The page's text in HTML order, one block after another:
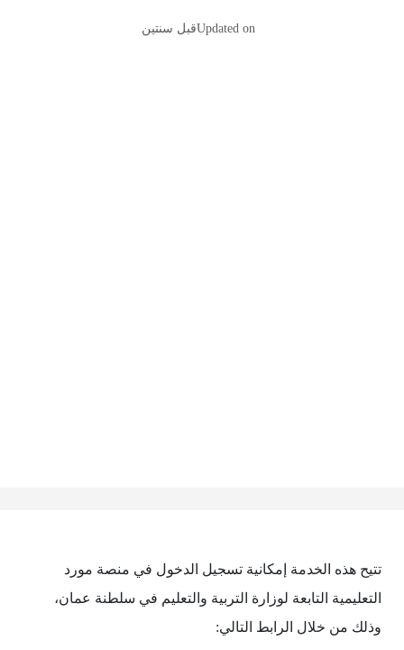
Updated onقبل سنتين
تتيح هذه الخدمة إمكانية تسجيل الدخول في منصة مورد
التعليمية التابعة لوزارة التربية والتعليم في سلطنة عمان،
وذلك من خلال الرابط التالي: